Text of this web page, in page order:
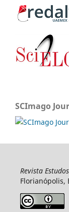
SCImago
Revista
Florianópolis,